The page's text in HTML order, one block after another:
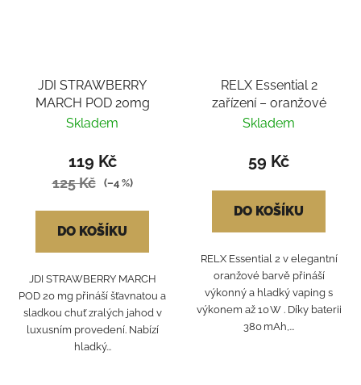
JDI STRAWBERRY
MARCH POD 20mg
Skladem
119 Kč
125 Kč (–4 %)
DO KOŠÍKU
JDI STRAWBERRY MARCH
POD 20 mg přináší šťavnatou a
sladkou chuť zralých jahod v
luxusním provedení. Nabízí
hladký...
RELX Essential 2
zařízení – oranžové
Skladem
59 Kč
DO KOŠÍKU
RELX Essential 2 v elegantní
oranžové barvě přináší
výkonný a hladký vaping s
výkonem až 10 W . Díky baterii
380 mAh,...